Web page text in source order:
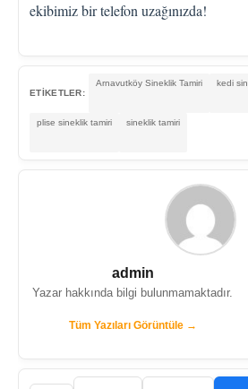
ekibimiz bir telefon uzağınızda!
ETİKETLER:
Arnavutköy Sineklik Tamiri kedi
plise sineklik tamiri sineklik tamiri
admin
Yazar hakkında bilgi bulunmamaktadır.
Tüm Yazıları Görüntüle →